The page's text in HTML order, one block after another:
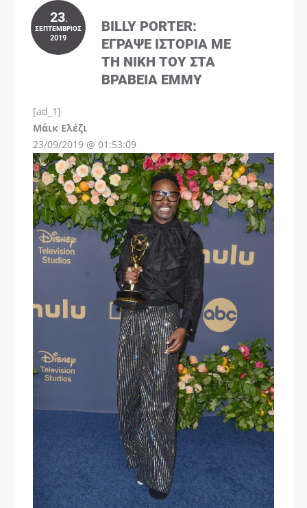
23.
ΣΕΠΤΈΜΒΡΙΟΣ
2019
BILLY PORTER:
ΈΓΡΑΨΕ ΙΣΤΟΡΊΑ ΜΕ
ΤΗ ΝΊΚΗ ΤΟΥ ΣΤΑ
ΒΡΑΒΕΊΑ EMMY
[ad_1]
Μάικ ΕλέζιInstagram
23/09/2019 @ 01:53:09